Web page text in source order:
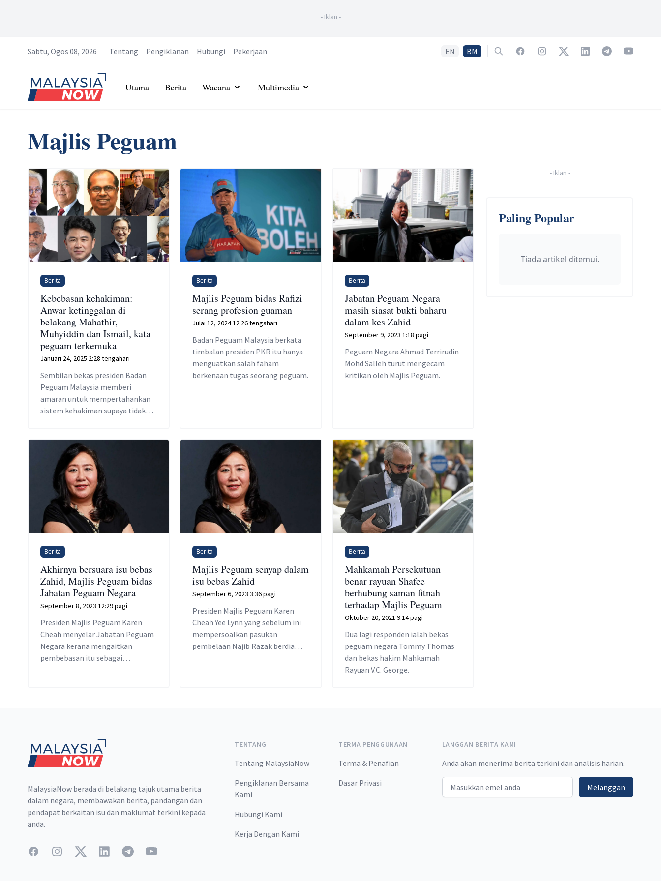
- Iklan -
Sabtu, Ogos 08, 2026 Tentang Pengiklanan Hubungi Pekerjaan EN BM SearchFacebookInstagramTwitterLinkedInTelegramYouTube
Home
Utama Berita Wacana Multimedia
Majlis Peguam
Berita
Kebebasan kehakiman:
Anwar ketinggalan di
belakang Mahathir,
Muhyiddin dan Ismail, kata
peguam terkemuka
Januari 24, 2025 2:28 tengahari
Sembilan bekas presiden Badan
Peguam Malaysia memberi
amaran untuk mempertahankan
sistem kehakiman supaya tidak
Berita
Majlis Peguam bidas Rafizi
serang profesion guaman
Julai 12, 2024 12:26 tengahari
Badan Peguam Malaysia berkata
timbalan presiden PKR itu hanya
menguatkan salah faham
berkenaan tugas seorang peguam.
Berita
Jabatan Peguam Negara
masih siasat bukti baharu
dalam kes Zahid
September 9, 2023 1:18 pagi
Peguam Negara Ahmad Terrirudin
Mohd Salleh turut mengecam
kritikan oleh Majlis Peguam.
Berita
Akhirnya bersuara isu bebas
Zahid, Majlis Peguam bidas
Jabatan Peguam Negara
September 8, 2023 12:29 pagi
Presiden Majlis Peguam Karen
Cheah menyelar Jabatan Peguam
Negara kerana mengaitkan
pembebasan itu sebagai
Berita
Majlis Peguam senyap dalam
isu bebas Zahid
September 6, 2023 3:36 pagi
Presiden Majlis Peguam Karen
Cheah Yee Lynn yang sebelum ini
mempersoalkan pasukan
pembelaan Najib Razak berdiam
Berita
Mahkamah Persekutuan
benar rayuan Shafee
berhubung saman fitnah
terhadap Majlis Peguam
Oktober 20, 2021 9:14 pagi
Dua lagi responden ialah bekas
peguam negara Tommy Thomas
dan bekas hakim Mahkamah
Rayuan V.C. George.
- Iklan -
Paling Popular
Tiada artikel ditemui.
MalaysiaNow berada di belakang tajuk utama berita
dalam negara, membawakan berita, pandangan dan
pendapat berkaitan isu dan maklumat terkini kepada
anda.
FacebookInstagramTwitterLinkedInTelegramYouTube
TENTANG
Tentang MalaysiaNow
Pengiklanan Bersama
Kami
Hubungi Kami
Kerja Dengan Kami
TERMA PENGGUNAAN
Terma & Penafian
Dasar Privasi
LANGGAN BERITA KAMI
Anda akan menerima berita terkini dan analisis harian.
Email address Melanggan